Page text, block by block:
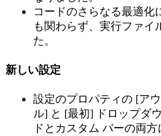
コードのさらなる最適化
も関わらず、実行ファイ
た。
新しい設定
設定のプロパティの [ア
ル] と [最初] ドロップダ
ドとカスタム バーの両方